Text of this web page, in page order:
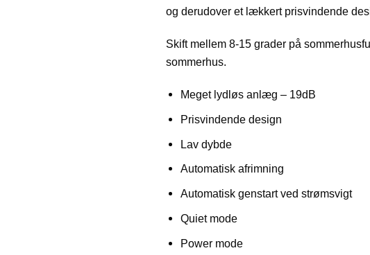
og derudover et lækkert prisvindende
Skift mellem 8-15 grader på
sommerhus.
Meget lydløs anlæg – 19dB
Prisvindende design
Lav dybde
Automatisk afrimning
Automatisk genstart ved strømsvigt
Quiet mode
Power mode